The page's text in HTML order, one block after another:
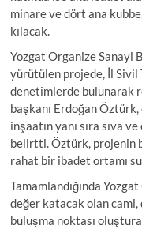
minare ve dört ana
kılacak.
Yozgat Organize Sanayi
yürütülen projede, İl
denetimlerde bulunarak
başkanı Erdoğan Öztürk,
inşaatın yanı sıra sıva
belirtti. Öztürk, projenin
rahat bir ibadet ortamı
Tamamlandığında
değer katacak olan cami,
buluşma noktası